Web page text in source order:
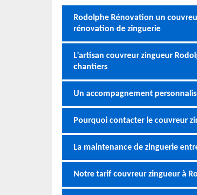
Rodolphe Rénovation un
rénovation de zinguerie
L’artisan couvreur zingueur
chantiers
Un accompagnement
Pourquoi contacter le couvreur
La maintenance de zinguerie
Notre tarif couvreur zingueur à